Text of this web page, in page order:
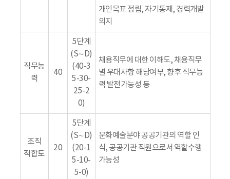
개인목표 정립, 자기통제, 경력개발
의지
직무능
력
40
5단계
(S∼D)
(40-3
5-30-
25-2
0)
채용직무에 대한 이해도, 채용직무
별 우대사항 해당여부, 향후 직무능
력 발전가능성 등
조직
적합도
20
5단계
(S∼D)
(20-1
5-10-
5-0)
문화예술분야 공공기관의 역할 인
식, 공공기관 직원으로서 역할수행
가능성